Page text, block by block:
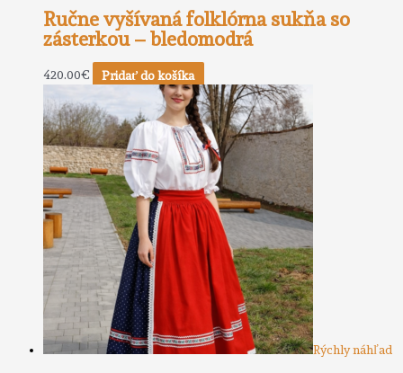
Ručne vyšívaná folklórna sukňa so
zásterkou – bledomodrá
420.00€ Pridať do košíka
Rýchly náhľad